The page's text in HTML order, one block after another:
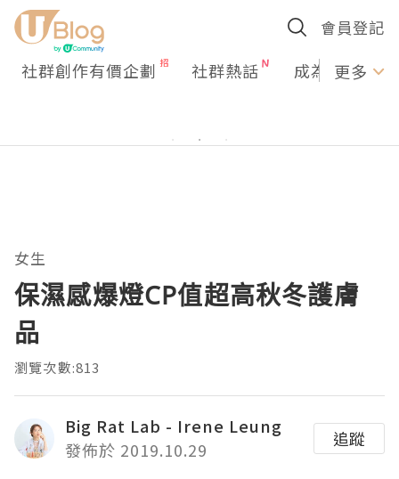
會員登記
社群創作有價企劃 社群熱話 成為U更多
女生
保濕感爆燈CP值超高秋冬護膚
品
瀏覽次數:813
Big Rat Lab - Irene Leung
發佈於 2019.10.29
追蹤